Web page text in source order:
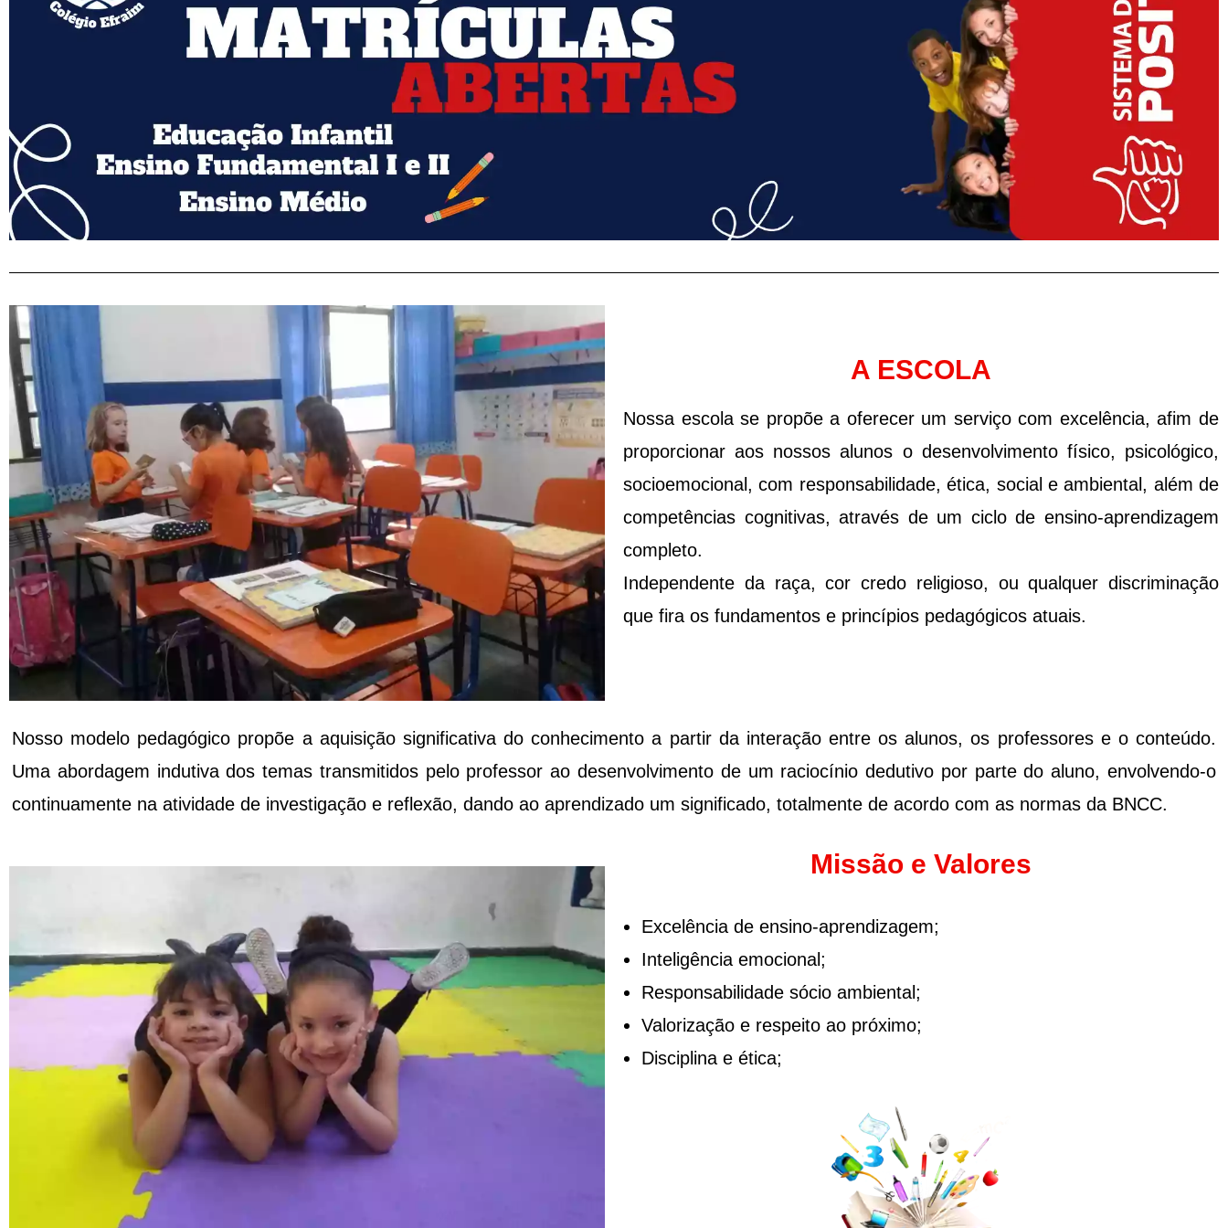
A ESCOLA
Nossa escola se propõe a oferecer um serviço com excelência, afim de
proporcionar aos nossos alunos o desenvolvimento físico, psicológico,
socioemocional, com responsabilidade, ética, social e ambiental, além de
competências cognitivas, através de um ciclo de ensino-aprendizagem
completo.
Independente da raça, cor credo religioso, ou qualquer discriminação
que fira os fundamentos e princípios pedagógicos atuais.
Nosso modelo pedagógico propõe a aquisição significativa do conhecimento a partir da interação entre os alunos, os professores e o conteúdo.
Uma abordagem indutiva dos temas transmitidos pelo professor ao desenvolvimento de um raciocínio dedutivo por parte do aluno, envolvendo-o
continuamente na atividade de investigação e reflexão, dando ao aprendizado um significado, totalmente de acordo com as normas da BNCC.
Missão e Valores
Excelência de ensino-aprendizagem;
Inteligência emocional;
Responsabilidade sócio ambiental;
Valorização e respeito ao próximo;
Disciplina e ética;